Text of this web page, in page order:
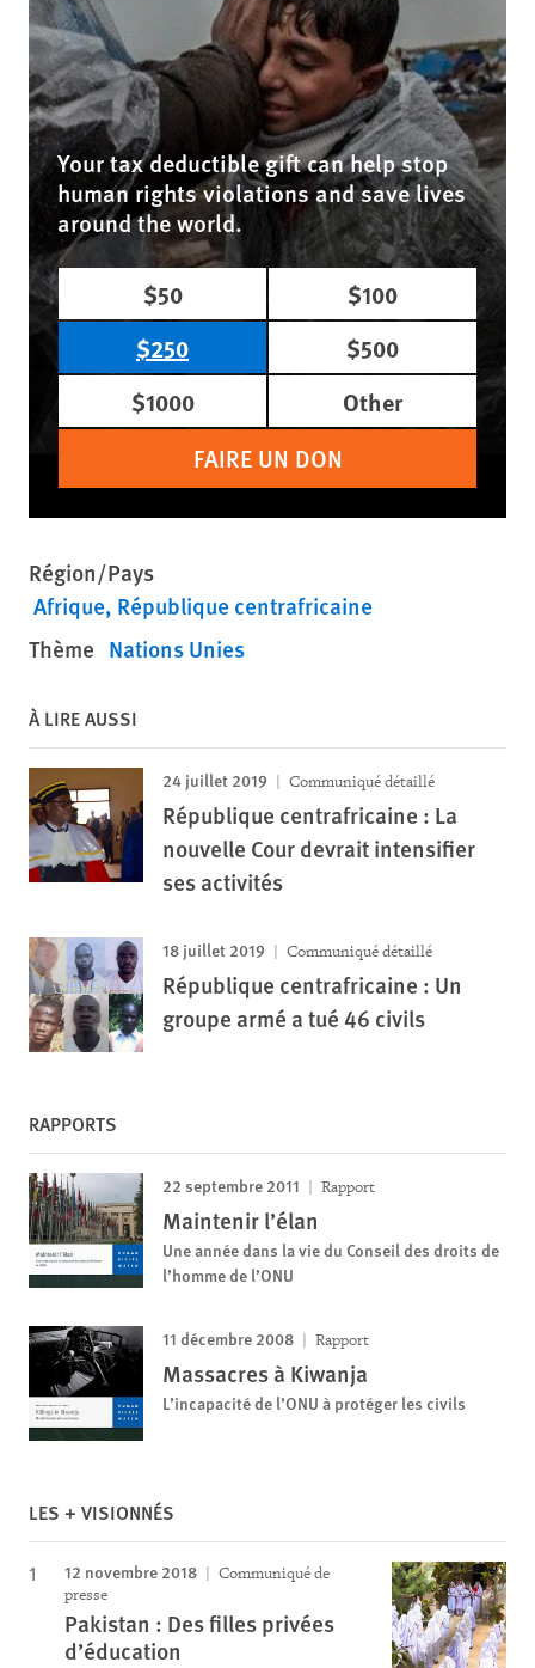
Your tax deductible gift can help stop
human rights violations and save lives
around the world.
$50
$100
$250
$500
$1000
Other
FAIRE UN DON
Région/Pays
Afrique République centrafricaine
Thème Nations Unies
À LIRE AUSSI
24 juillet 2019 Communiqué détaillé
République centrafricaine : La
nouvelle Cour devrait intensifier
ses activités
18 juillet 2019 Communiqué détaillé
République centrafricaine : Un
groupe armé a tué 46 civils
RAPPORTS
22 septembre 2011 Rapport
Maintenir l’élan
Une année dans la vie du Conseil des droits de
l’homme de l’ONU
11 décembre 2008 Rapport
Massacres à Kiwanja
L’incapacité de l’ONU à protéger les civils
LES + VISIONNÉS
12 novembre 2018
Communiqué de
presse
Pakistan : Des filles privées
d’éducation